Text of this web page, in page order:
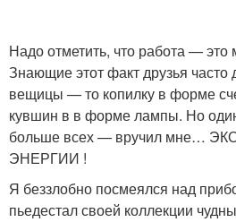
Надо отметить, что работа — это
Знающие этот факт друзья часто
вещицы — то копилку в форме
кувшин в в форме лампы. Но
больше всех — вручил мне…
ЭНЕРГИИ !
Я беззлобно посмеялся над
пьедестал своей коллекции